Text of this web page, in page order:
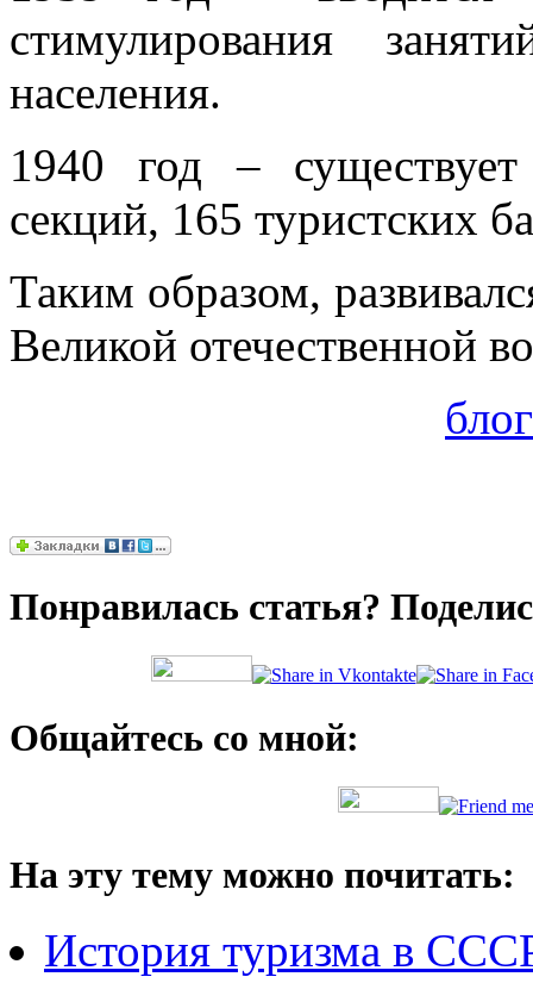
стимулирования
населения.
1940 год – существует
секций, 165 туристских
Таким образом,
Великой отечественной
Понравилась статья?
Общайтесь со мной:
На эту тему можно почитать:
История туризма в